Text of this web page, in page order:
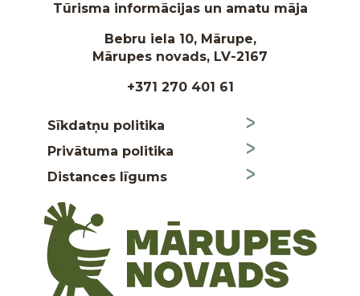
Tūrisma informācijas un amatu māja
Bebru iela 10, Mārupe,
Mārupes novads, LV-2167
+371 270 401 61
Sīkdatņu politika
Privātuma politika
Distances līgums